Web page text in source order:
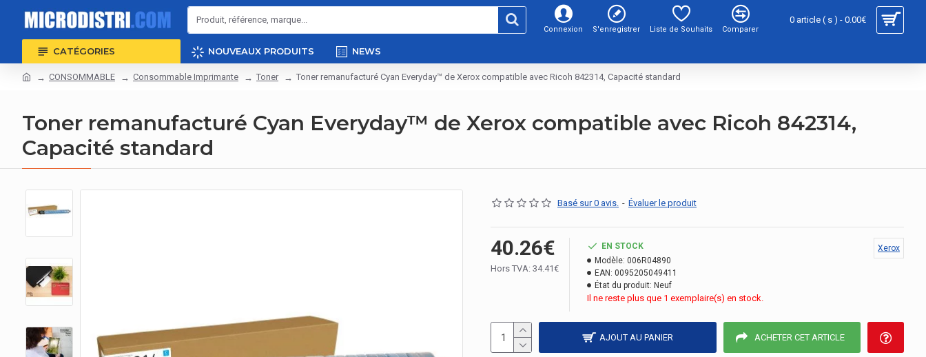
Connexion S'enregistrer Liste de Souhaits Comparer
0 article ( s ) - 0.00€
CATÉGORIES NOUVEAUX PRODUITS NEWS
CONSOMMABLE Consommable Imprimante Toner Toner remanufacturé Cyan Everyday™ de Xerox compatible avec Ricoh 842314, Capacité standard
Toner remanufacturé Cyan Everyday™ de Xerox compatible avec Ricoh 842314,
Capacité standard
Basé sur 0 avis. - Évaluer le produit
40.26€
Hors TVA: 34.41€
EN STOCK
Modèle: 006R04890
EAN: 0095205049411
État du produit: Neuf
Xerox
Il ne reste plus que 1 exemplaire(s) en stock.
AJOUT AU PANIER ACHETER CET ARTICLE